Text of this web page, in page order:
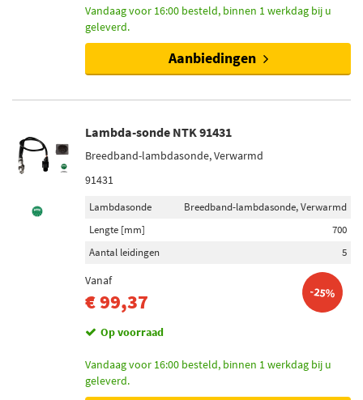
Vandaag voor 16:00 besteld, binnen 1 werkdag bij u
geleverd.
Aanbiedingen
Lambda-sonde NTK 91431
Breedband-lambdasonde, Verwarmd
91431
Lambdasonde
Breedband-lambdasonde, Verwarmd
Lengte [mm]
700
Aantal leidingen
5
Vanaf
€ 99,37 -25%
Op voorraad
Vandaag voor 16:00 besteld, binnen 1 werkdag bij u
geleverd.